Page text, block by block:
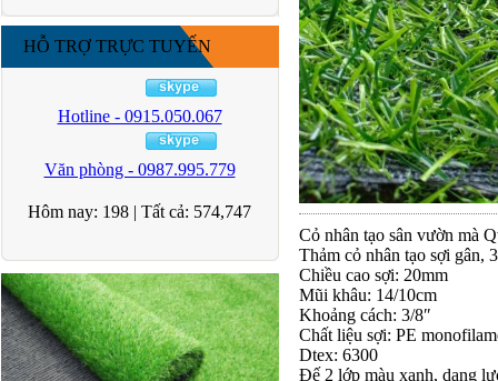
HỖ TRỢ TRỰC TUYẾN
Hotline - 0915.050.067
Văn phòng - 0987.995.779
Hôm nay: 198 | Tất cả: 574,747
Cỏ nhân tạo sân vườn mà
Thảm cỏ nhân tạo sợi gân,
Chiều cao sợi: 20mm
Mũi khâu: 14/10cm
Khoảng cách: 3/8″
Chất liệu sợi: PE
Dtex: 6300
Đế 2 lớp màu xanh, dạng